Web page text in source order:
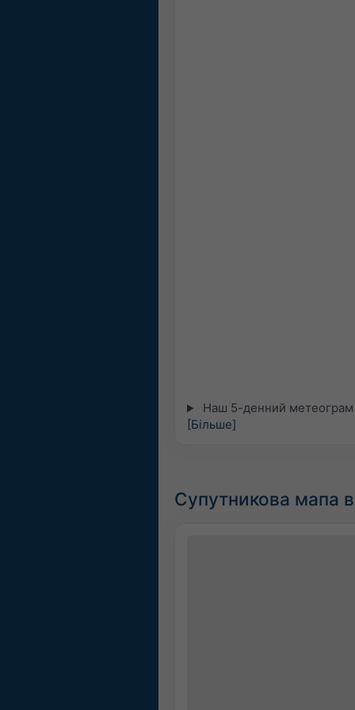
Наш 5-денний метеограм
[Більше]
Супутникова мапа